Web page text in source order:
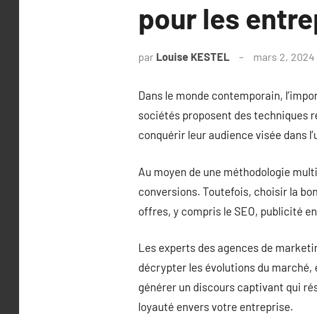
pour les
par Louise KESTEL mars 2, 2024
Dans le monde contemporain,
sociétés proposent des techniques
conquérir leur audience visée dans
Au moyen de une méthodologie
conversions. Toutefois, choisir la
offres, y compris le SEO, publicité
Les experts des agences de
décrypter les évolutions du
générer un discours captivant qui
loyauté envers votre entreprise.